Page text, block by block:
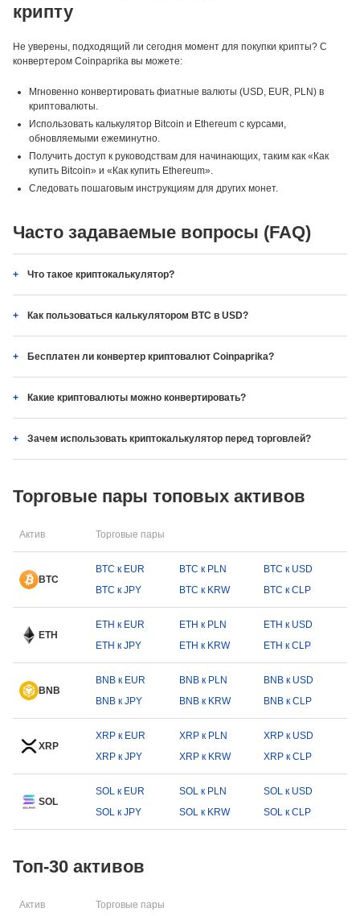
крипту
Не уверены, подходящий ли сегодня момент для покупки крипты? С
конвертером Coinpaprika вы можете:
Мгновенно конвертировать фиатные валюты (USD, EUR, PLN) в
криптовалюты.
Использовать калькулятор Bitcoin и Ethereum с курсами,
обновляемыми ежеминутно.
Получить доступ к руководствам для начинающих, таким как «Как
купить Bitcoin» и «Как купить Ethereum».
Следовать пошаговым инструкциям для других монет.
Часто задаваемые вопросы (FAQ)
Что такое криптокалькулятор?
Как пользоваться калькулятором BTC в USD?
Бесплатен ли конвертер криптовалют Coinpaprika?
Какие криптовалюты можно конвертировать?
Зачем использовать криптокалькулятор перед торговлей?
Торговые пары топовых активов
Актив Торговые пары
BTC
BTC к EUR BTC к PLN
BTC к USD
BTC к JPY
BTC к KRW BTC к CLP
ETH
ETH к EUR ETH к PLN
ETH к USD
ETH к JPY
ETH к KRW ETH к CLP
BNB
BNB к EUR BNB к PLN
BNB к USD
BNB к JPY
BNB к KRW BNB к CLP
XRP
XRP к EUR XRP к PLN
XRP к USD
XRP к JPY
XRP к KRW XRP к CLP
SOL
SOL к EUR SOL к PLN
SOL к USD
SOL к JPY
SOL к KRW SOL к CLP
Топ-30 активов
Актив Торговые пары